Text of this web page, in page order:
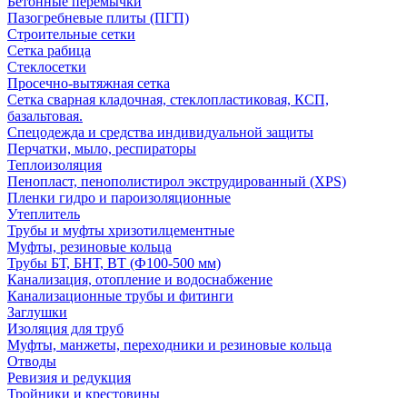
Пазогребневые плиты (ПГП)
Строительные сетки
Сетка рабица
Стеклосетки
Просечно-вытяжная сетка
Сетка сварная кладочная, стеклопластиковая, КСП,
базальтовая.
Спецодежда и средства индивидуальной защиты
Перчатки, мыло, респираторы
Теплоизоляция
Пенопласт, пенополистирол экструдированный (XPS)
Пленки гидро и пароизоляционные
Утеплитель
Трубы и муфты хризотилцементные
Муфты, резиновые кольца
Трубы БТ, БНТ, ВТ (Ф100-500 мм)
Канализация, отопление и водоснабжение
Канализационные трубы и фитинги
Заглушки
Изоляция для труб
Муфты, манжеты, переходники и резиновые кольца
Отводы
Ревизия и редукция
Тройники и крестовины